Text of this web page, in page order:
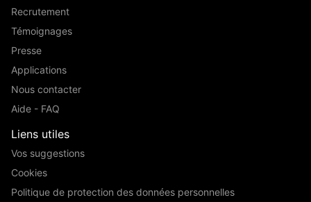
Recrutement
Témoignages
Presse
Applications
Nous contacter
Aide - FAQ
Liens utiles
Vos suggestions
Cookies
Politique de protection des données personnelles